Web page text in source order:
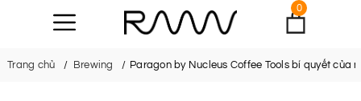
0
Trang chủ Brewing Paragon by Nucleus Coffee Tools bí quyết của